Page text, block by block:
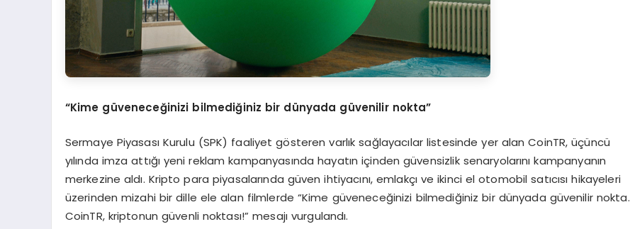
“Kime güveneceğinizi bilmediğiniz bir dünyada güvenilir nokta”
Sermaye Piyasası Kurulu (SPK) faaliyet gösteren varlık sağlayacılar listesinde yer alan CoinTR, üçüncü
yılında imza attığı yeni reklam kampanyasında hayatın içinden güvensizlik senaryolarını kampanyanın
merkezine aldı. Kripto para piyasalarında güven ihtiyacını, emlakçı ve ikinci el otomobil satıcısı hikayeleri
üzerinden mizahi bir dille ele alan filmlerde “Kime güveneceğinizi bilmediğiniz bir dünyada güvenilir nokta.
CoinTR, kriptonun güvenli noktası!” mesajı vurgulandı.